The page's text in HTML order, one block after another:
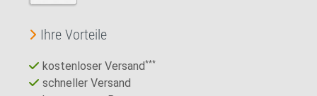
Ihre Vorteile
kostenloser Versand***
schneller Versand